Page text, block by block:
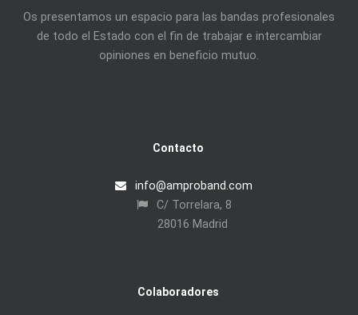
Os presentamos un espacio para las bandas profesionales
de todo el Estado con el fin de trabajar e intercambiar
opiniones en beneficio mutuo.
Contacto
info@amproband.com
C/ Torrelara, 8
28016 Madrid
Colaboradores